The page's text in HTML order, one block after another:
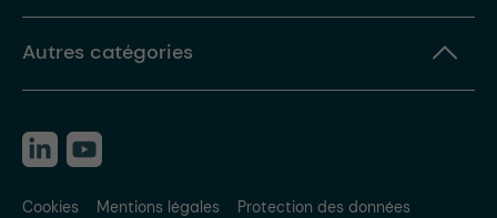
Autres catégories
Cookies Mentions légales
Protection des données